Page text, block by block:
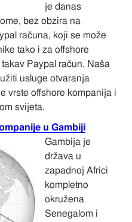
je danas
bez obzira na
računa, koji se može
tako i za offshore
Paypal račun. Naša
usluge otvaranja
vrste offshore kompanija i
svijeta.
u Gambiji
Gambija je
država u
zapadnoj Africi
kompletno
okružena
Senegalom i